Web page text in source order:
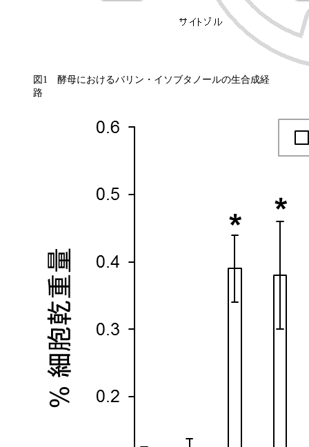
図1 酵母におけるバリン・イソブタノールの生合成経
路